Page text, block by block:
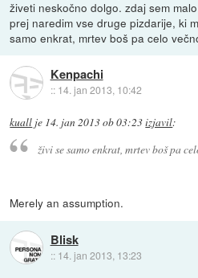
živeti neskočno dolgo. zdaj sem
prej naredim vse druge pizdarije, ki
samo enkrat, mrtev boš pa celo
Kenpachi
:: 14. jan 2013, 10:42
kuall je 14. jan 2013 ob 03:23izjavil:
živi se samo enkrat, mrtev boš pa
Merely an assumption.
Blisk
:: 14. jan 2013, 13:23